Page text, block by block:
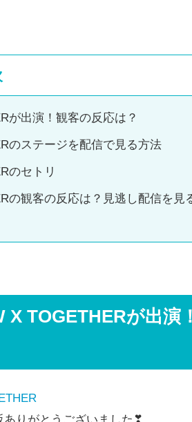
が出演！観客の反応は？
のステージを配信で見る方法
のセトリ
の観客の反応は？見逃し配信を見
X TOGETHERが出演